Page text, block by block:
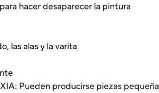
hacer desaparecer la pintura
las alas y la varita
Pueden producirse piezas